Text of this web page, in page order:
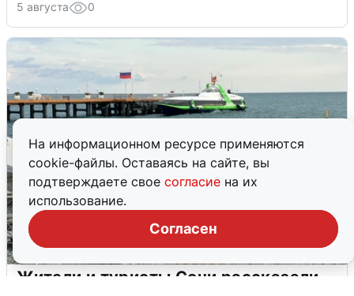
На информационном ресурсе применяются
cookie-файлы. Оставаясь на сайте, вы
подтверждаете свое согласие на их
использование.
Согласен
5 августа 0
Жители и туристы Сочи рассказали